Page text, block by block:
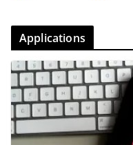
Applications